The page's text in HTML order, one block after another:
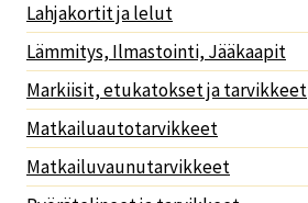
Lahjakortit ja lelut
Lämmitys, Ilmastointi, Jääkaapit
Markiisit, etukatokset ja tarvikkeet
Matkailuautotarvikkeet
Matkailuvaunutarvikkeet